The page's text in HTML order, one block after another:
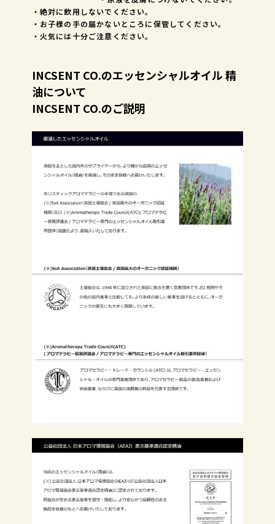
・絶対に飲用しないでください。
・お子様の手の届かないところに保管してください。
・火気には十分ご注意ください。
INCSENT CO.のエッセンシャルオイル 精
油について
INCSENT CO.のご説明